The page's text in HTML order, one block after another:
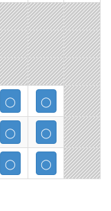
◯ ◯
◯ ◯
◯ ◯